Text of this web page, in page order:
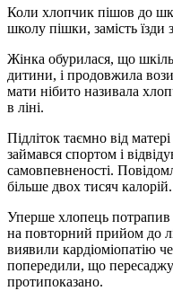
Коли хлопчик пішов до
школу пішки, замість
Жінка обурилася, що
дитини, і продовжила
мати нібито називала
в ліні.
Підліток таємно від
займався спортом і
самовпевненості.
більше двох тисяч калорій.
Уперше хлопець потрапив
на повторний прийом до
виявили кардіоміопатію
попередили, що
протипоказано.